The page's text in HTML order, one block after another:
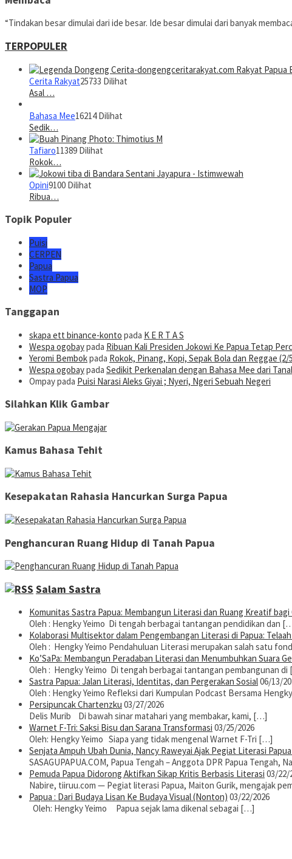
“Tindakan besar dimulai dari ide besar. Ide besar dimulai dari banyak
TERPOPULER
Cerita Rakyat25733 Dilihat
Asal …
Bahasa Mee16214 Dilihat
Sedik…
Tafiaro11389 Dilihat
Rokok…
Opini9100 Dilihat
Ribua…
Topik Populer
Puisi
CERPEN
Papua
Sastra Papua
MOP
Tanggapan
skapa ett binance-konto pada K E R T A S
Wespa ogobaypada Ribuan Kali Presiden Jokowi Ke Papua Tetap
Yeromi Bembokpada Rokok, Pinang, Kopi, Sepak Bola dan Reggae (2/
Wespa ogobaypada Sedikit Perkenalan dengan Bahasa Mee dari
Ompaypada Puisi Narasi Aleks Giyai ; Nyeri, Ngeri Sebuah Negeri
Silahkan Klik Gambar
Kamus Bahasa Tehit
Kesepakatan Rahasia Hancurkan Surga Papua
Penghancuran Ruang Hidup di Tanah Papua
Salam Sastra
Komunitas Sastra Papua: Membangun Literasi dan Ruang Kreatif bagi
Oleh : Hengky Yeimo Di tengah berbagai tantangan pendidikan dan
Kolaborasi Multisektor dalam Pengembangan Literasi di Papua:
Oleh : Hengky Yeimo Pendahuluan Literasi merupakan salah satu
Ko’SaPa: Membangun Peradaban Literasi dan Menumbuhkan Suara
Oleh : Hengky Yeimo Di tengah berbagai tantangan pembangunan
Sastra Papua: Jalan Literasi, Identitas, dan Pergerakan Sosial06/13/
Oleh : Hengky Yeimo Refleksi dari Kumpulan Podcast Bersama
Persipuncak Chartenzku 03/27/2026
Delis Murib Di bawah sinar matahari yang membakar, kami, […]
Warnet F-Tri: Saksi Bisu dan Sarana Transformasi 03/25/2026
Oleh: Hengky Yeimo Siapa yang tidak mengenal Warnet F-Tri […]
Senjata Ampuh Ubah Dunia, Nancy Raweyai Ajak Pegiat Literasi
SASAGUPAPUA.COM, Papua Tengah – Anggota DPR Papua Tengah,
Pemuda Papua Didorong Aktifkan Sikap Kritis Berbasis Literasi 03/22/
Nabire, tiiruu.com — Pegiat literasi Papua, Maiton Gurik, mengajak
Papua : Dari Budaya Lisan Ke Budaya Visual (Nonton) 03/22/2026
Oleh: Hengky Yeimo Papua sejak lama dikenal sebagai […]